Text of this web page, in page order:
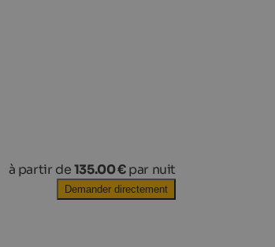
à partir de135.00 € par nuit
Demander directement